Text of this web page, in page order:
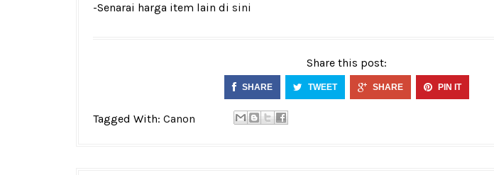
-Senarai harga item lain di sini
Share this post:
SHARE TWEET SHARE PIN IT
Tagged With: Canon